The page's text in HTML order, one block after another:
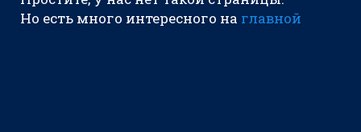
Но есть много интересного на главной